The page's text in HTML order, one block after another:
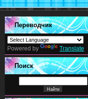
Переводчик
Powered by Translate
Поиск